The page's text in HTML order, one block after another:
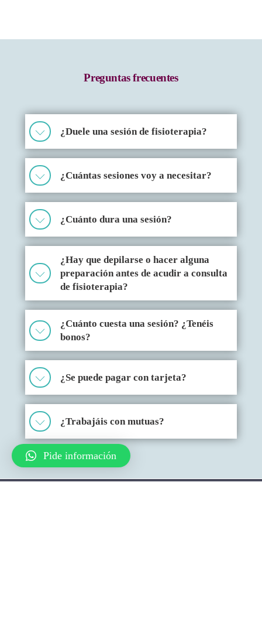
Preguntas frecuentes
¿Duele una sesión de fisioterapia?
¿Cuántas sesiones voy a necesitar?
¿Cuánto dura una sesión?
¿Hay que depilarse o hacer alguna
preparación antes de acudir a consulta
de fisioterapia?
¿Cuánto cuesta una sesión? ¿Tenéis
bonos?
¿Se puede pagar con tarjeta?
¿Trabajáis con mutuas?
Pide información